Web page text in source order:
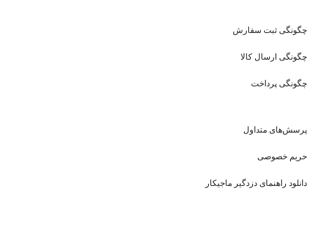
چگونگی ثبت سفارش
چگونگی ارسال کالا
چگونگی پرداخت
پرسش‌های متداول
حریم خصوصی
دانلود راهنمای دزدگیر ماجیکار